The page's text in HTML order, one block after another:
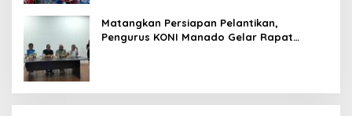
Matangkan Persiapan Pelantikan,
Pengurus KONI Manado Gelar Rapat